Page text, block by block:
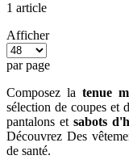
1 article
Afficher
par page
Composez latenue
sélection de coupes et
pantalons etsabots
Découvrez Des
de santé.